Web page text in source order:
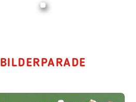
BILDERPARADE